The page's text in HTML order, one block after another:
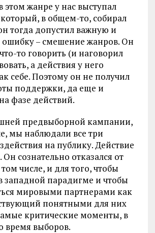
жанре у нас выступал
в общем-то, собирал
тогда допустил важную и
ошибку – смешение жанров. Он
то говорить (и наговорил
а действия у него
себе. Поэтому он не получил
поддержки, да еще и
фазе действий.
предвыборной кампании,
мы наблюдали все три
на публику. Действие
сознательно отказался от
числе, и для того, чтобы
западной парадигме и чтобы
мировыми партнерами как
понятными для них
критические моменты, в
время выборов.